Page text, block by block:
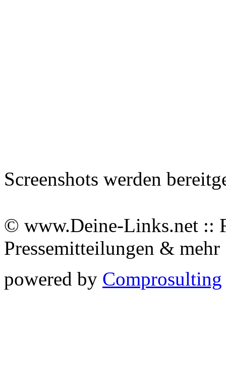
Screenshots werden
© www.Deine-Links.net ::
Pressemitteilungen &
powered by Comprosulting